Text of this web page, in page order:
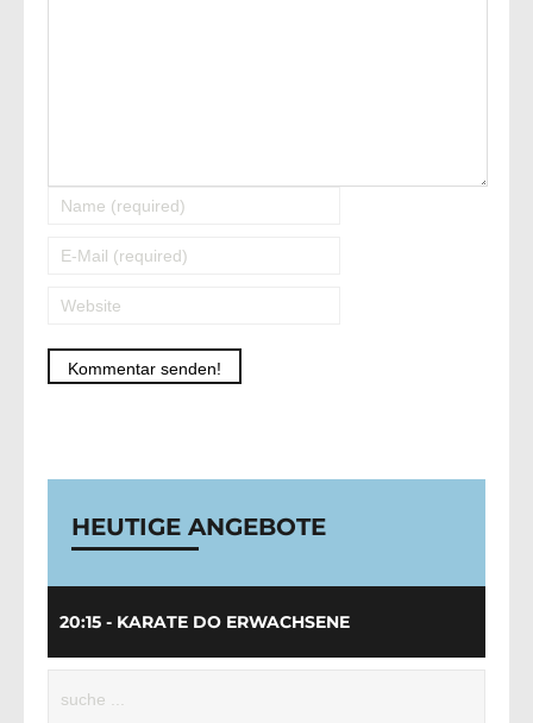
HEUTIGE ANGEBOTE
20:15 - KARATE DO ERWACHSENE